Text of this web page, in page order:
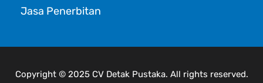
Jasa Penerbitan
Copyright © 2025 CV Detak Pustaka. All rights reserved.